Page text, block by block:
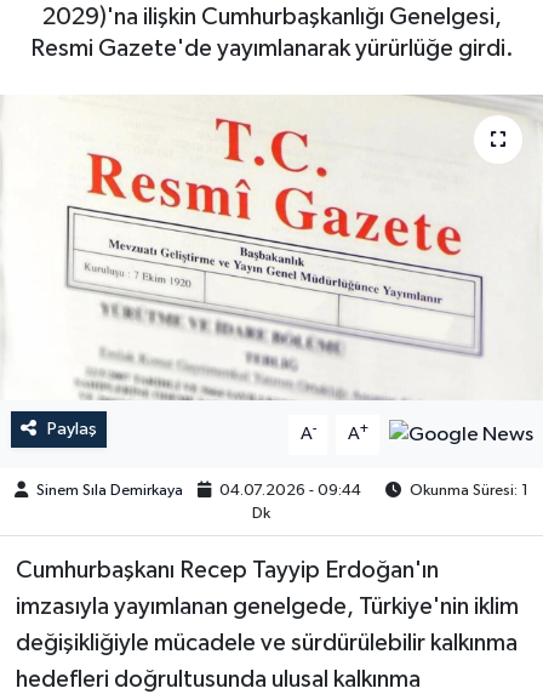
2029)'na ilişkin Cumhurbaşkanlığı Genelgesi,
Resmi Gazete'de yayımlanarak yürürlüğe girdi.
Paylaş A- A+
Sinem Sıla Demirkaya 04.07.2026 - 09:44
Okunma Süresi: 1
Dk
Cumhurbaşkanı Recep Tayyip Erdoğan'ın
imzasıyla yayımlanan genelgede, Türkiye'nin iklim
değişikliğiyle mücadele ve sürdürülebilir kalkınma
hedefleri doğrultusunda ulusal kalkınma